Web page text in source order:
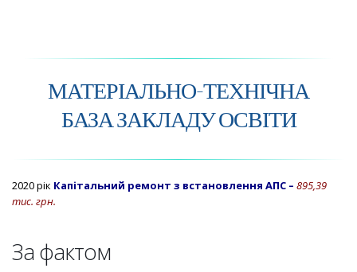
МАТЕРІАЛЬНО-ТЕХНІЧНА
БАЗА ЗАКЛАДУ ОСВІТИ
2020 рік Капітальний ремонт з встановлення АПС – 895,39
тис. грн.
За фактом